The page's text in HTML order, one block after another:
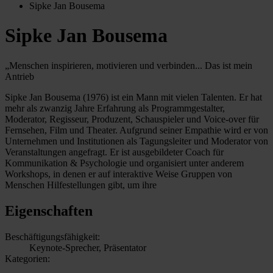
Sipke Jan Bousema
Sipke Jan Bousema
„Menschen inspirieren, motivieren und verbinden... Das ist mein
Antrieb
Sipke Jan Bousema (1976) ist ein Mann mit vielen Talenten. Er hat
mehr als zwanzig Jahre Erfahrung als Programmgestalter,
Moderator, Regisseur, Produzent, Schauspieler und Voice-over für
Fernsehen, Film und Theater. Aufgrund seiner Empathie wird er von
Unternehmen und Institutionen als Tagungsleiter und Moderator von
Veranstaltungen angefragt. Er ist ausgebildeter Coach für
Kommunikation & Psychologie und organisiert unter anderem
Workshops, in denen er auf interaktive Weise Gruppen von
Menschen Hilfestellungen gibt, um ihre
Eigenschaften
Beschäftigungsfähigkeit:
Keynote-Sprecher, Präsentator
Kategorien: